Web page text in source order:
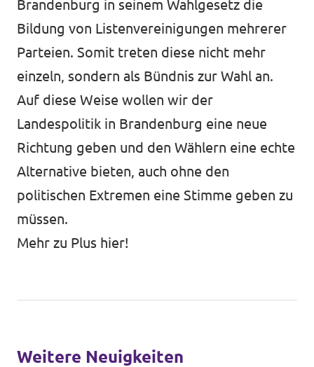
Transparenz
Impressum
Brandenburg in seinem Wahlgesetz die
Bildung von Listenvereinigungen mehrerer
Parteien. Somit treten diese nicht mehr
einzeln, sondern als Bündnis zur Wahl an.
Auf diese Weise wollen wir der
Landespolitik in Brandenburg eine neue
Richtung geben und den Wählern eine echte
Alternative bieten, auch ohne den
politischen Extremen eine Stimme geben zu
müssen.
Mehr zu Plus hier!
Weitere Neuigkeiten